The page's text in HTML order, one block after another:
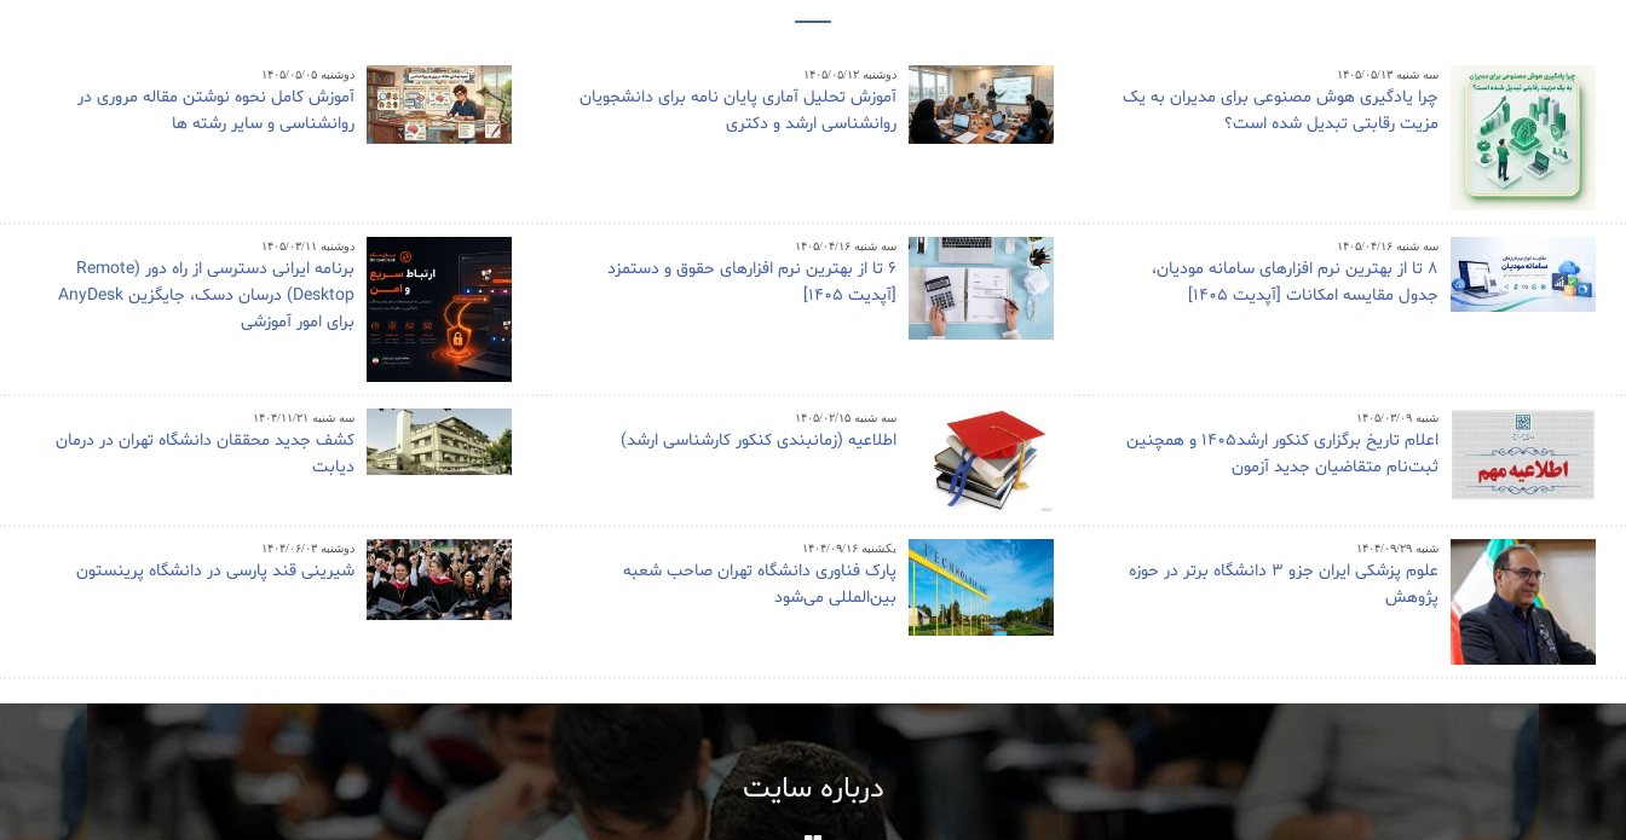
سه شنبه ۱۴۰۵/۰۵/۱۳
چرا یادگیری هوش مصنوعی برای مدیران به یک
مزیت رقابتی تبدیل شده است؟
دوشنبه ۱۴۰۵/۰۵/۱۲
آموزش تحلیل آماری پایان نامه برای دانشجویان
روانشناسی ارشد و دکتری
دوشنبه ۱۴۰۵/۰۵/۰۵
آموزش کامل نحوه نوشتن مقاله مروری در
روانشناسی و سایر رشته ها
سه شنبه ۱۴۰۵/۰۴/۱۶
8 تا از بهترین نرم افزارهای سامانه مودیان،
جدول مقایسه امکانات [آپدیت 1405]
سه شنبه ۱۴۰۵/۰۴/۱۶
6 تا از بهترین نرم افزارهای حقوق و دستمزد
[آپدیت 1405]
دوشنبه ۱۴۰۵/۰۳/۱۱
برنامه ایرانی دسترسی از راه دور (Remote
Desktop) درسان دسک، جایگزین AnyDesk
برای امور آموزشی
شنبه ۱۴۰۵/۰۳/۰۹
اعلام تاریخ برگزاری کنکور ارشد1405 و همچنین
ثبت‌نام متقاضیان جدید آزمون
سه شنبه ۱۴۰۵/۰۲/۱۵
اطلاعیه (زمانبندی کنکور کارشناسی ارشد)
سه شنبه ۱۴۰۴/۱۱/۲۱
کشف جدید محققان دانشگاه تهران در درمان
دیابت
شنبه ۱۴۰۴/۰۹/۲۹
علوم پزشکی ایران جزو ۳ دانشگاه برتر در حوزه
پژوهش
یکشنبه ۱۴۰۴/۰۹/۱۶
پارک فناوری دانشگاه تهران صاحب شعبه
بین‌المللی می‌شود
دوشنبه ۱۴۰۴/۰۶/۰۳
شیرینی قند پارسی در دانشگاه پرینستون
درباره سایت